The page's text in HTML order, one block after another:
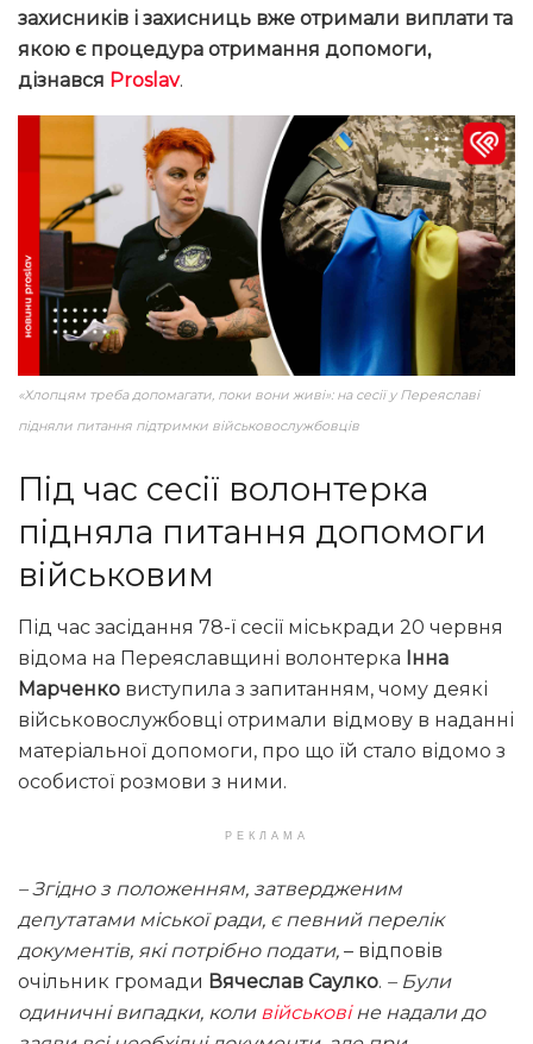
захисників і захисниць вже отримали виплати та
якою є процедура отримання допомоги,
дізнався Proslav.
«Хлопцям треба допомагати, поки вони живі»: на сесії у Переяславі
підняли питання підтримки військовослужбовців
Під час сесії волонтерка
підняла питання допомоги
військовим
Під час засідання 78-ї сесії міськради 20 червня
відома на Переяславщині волонтерка Інна
Марченко виступила з запитанням, чому деякі
військовослужбовці отримали відмову в наданні
матеріальної допомоги, про що їй стало відомо з
особистої розмови з ними.
РЕКЛАМА
– Згідно з положенням, затвердженим
депутатами міської ради, є певний перелік
документів, які потрібно подати, – відповів
очільник громади Вячеслав Саулко. – Були
одиничні випадки, коли військовіне надали до